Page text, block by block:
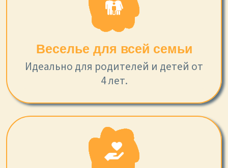
Веселье для всей семьи
Идеально для родителей и детей от
4 лет.